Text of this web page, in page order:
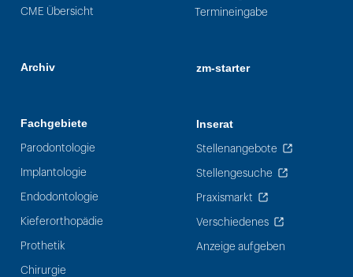
CME Übersicht
Archiv
Fachgebiete
Parodontologie
Implantologie
Endodontologie
Kieferorthopädie
Prothetik
Chirurgie
Termineingabe
zm-starter
Inserat
Stellenangebote
Stellengesuche
Praxismarkt
Verschiedenes
Anzeige aufgeben